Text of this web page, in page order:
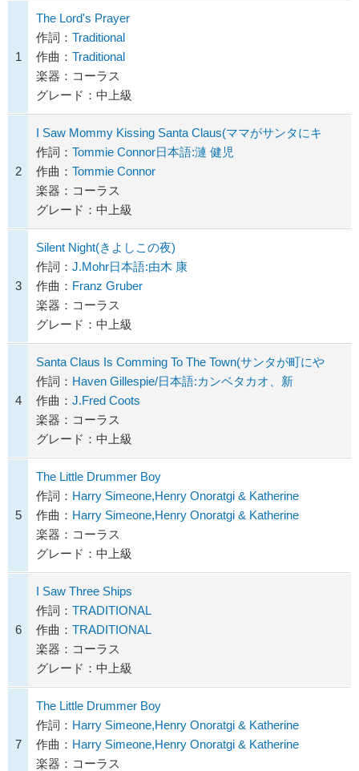
1
The Lord's Prayer
作詞： Traditional
作曲： Traditional
楽器：コーラス
グレード：中上級
2
I Saw Mommy Kissing Santa Claus(ママがサンタにキ
作詞： Tommie Connor日本語:漣 健児
作曲： Tommie Connor
楽器：コーラス
グレード：中上級
3
Silent Night(きよしこの夜)
作詞： J.Mohr日本語:由木 康
作曲： Franz Gruber
楽器：コーラス
グレード：中上級
4
Santa Claus Is Comming To The Town(サンタが町にや
作詞： Haven Gillespie/日本語:カンベタカオ、新
作曲： J.Fred Coots
楽器：コーラス
グレード：中上級
5
The Little Drummer Boy
作詞： Harry Simeone,Henry Onoratgi & Katherine
作曲： Harry Simeone,Henry Onoratgi & Katherine
楽器：コーラス
グレード：中上級
6
I Saw Three Ships
作詞： TRADITIONAL
作曲： TRADITIONAL
楽器：コーラス
グレード：中上級
7
The Little Drummer Boy
作詞： Harry Simeone,Henry Onoratgi & Katherine
作曲： Harry Simeone,Henry Onoratgi & Katherine
楽器：コーラス